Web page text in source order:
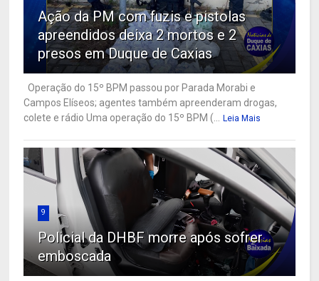
Ação da PM com fuzis e pistolas
apreendidos deixa 2 mortos e 2
presos em Duque de Caxias
Operação do 15º BPM passou por Parada Morabi e
Campos Elíseos; agentes também apreenderam drogas,
colete e rádio Uma operação do 15º BPM (... Leia Mais
9
Policial da DHBF morre após sofrer
emboscada